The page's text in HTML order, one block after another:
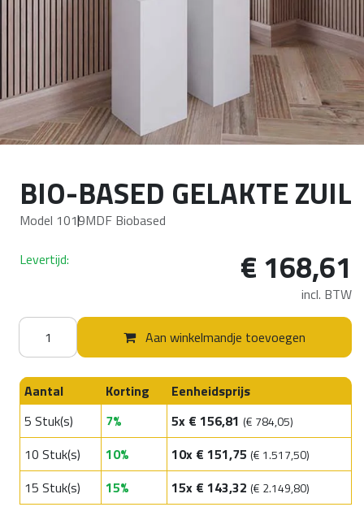
BIO-BASED GELAKTE ZUIL
Model 1019MDF Biobased
Aan winkelmandje toevoegen
Levertijd: € 168,61
incl. BTW
Aantal Korting
Eenheidsprijs
5 Stuk(s)
7% 5x € 156,81 (€ 784,05)
10 Stuk(s) 10% 10x € 151,75 (€ 1.517,50)
15 Stuk(s) 15% 15x € 143,32 (€ 2.149,80)